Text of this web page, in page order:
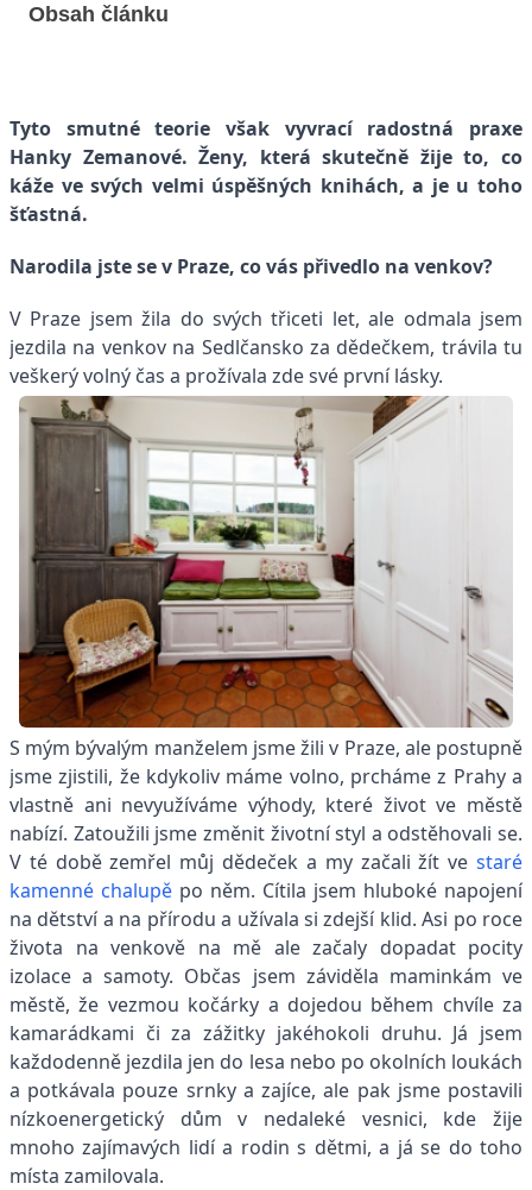
Obsah článku
Tyto smutné teorie však vyvrací radostná praxe
Hanky Zemanové. Ženy, která skutečně žije to, co
káže ve svých velmi úspěšných knihách, a je u toho
šťastná.
Narodila jste se v Praze, co vás přivedlo na venkov?
V Praze jsem žila do svých třiceti let, ale odmala jsem
jezdila na venkov na Sedlčansko za dědečkem, trávila tu
veškerý volný čas a prožívala zde své první lásky.
S mým bývalým manželem jsme žili v Praze, ale postupně
jsme zjistili, že kdykoliv máme volno, prcháme z Prahy a
vlastně ani nevyužíváme výhody, které život ve městě
nabízí. Zatoužili jsme změnit životní styl a odstěhovali se.
V té době zemřel můj dědeček a my začali žít ve staré
kamenné chalupě po něm. Cítila jsem hluboké napojení
na dětství a na přírodu a užívala si zdejší klid. Asi po roce
života na venkově na mě ale začaly dopadat pocity
izolace a samoty. Občas jsem záviděla maminkám ve
městě, že vezmou kočárky a dojedou během chvíle za
kamarádkami či za zážitky jakéhokoli druhu. Já jsem
každodenně jezdila jen do lesa nebo po okolních loukách
a potkávala pouze srnky a zajíce, ale pak jsme postavili
nízkoenergetický dům v nedaleké vesnici, kde žije
mnoho zajímavých lidí a rodin s dětmi, a já se do toho
místa zamilovala.